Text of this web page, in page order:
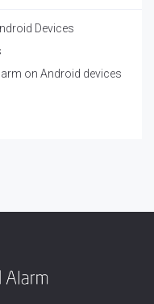
Devices
on Android devices